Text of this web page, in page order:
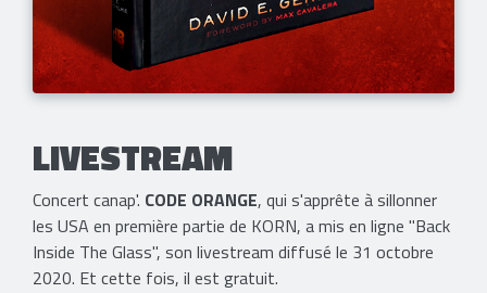
LIVESTREAM
Concert canap'. CODE ORANGE, qui s'apprête à sillonner
les USA en première partie de KORN, a mis en ligne "Back
Inside The Glass", son livestream diffusé le 31 octobre
2020. Et cette fois, il est gratuit.